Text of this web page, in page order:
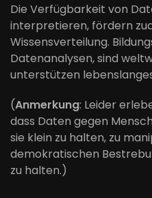
Die Verfügbarkeit von
interpretieren, fördern
Wissensverteilung.
Datenanalysen, sind
unterstützen
(Anmerkung: Leider
dass Daten gegen
sie klein zu halten, zu
demokratischen
zu halten.)